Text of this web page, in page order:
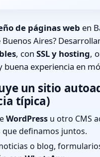
de páginas web en
Aires?
, con SSL y hosting,
buena experiencia en
un sitio
típica)
WordPress u otro CMS
que definamos juntos.
o blog,